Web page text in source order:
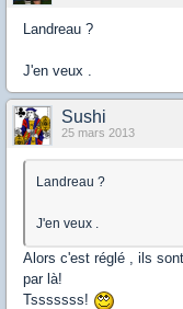
Landreau ?
J'en veux .
Sushi
25 mars 2013
Landreau ?
J'en veux .
Alors c'est réglé , ils
par là!
Tsssssss!